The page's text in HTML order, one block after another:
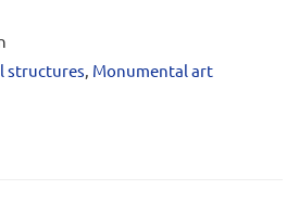
structures, Monumental art